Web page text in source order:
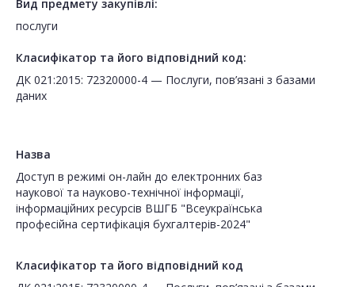
Вид предмету закупівлі:
послуги
Класифікатор та його відповідний код:
ДК 021:2015: 72320000-4 — Послуги, пов’язані з базами
даних
Назва
Доступ в режимі он-лайн до електронних баз
наукової та науково-технічної інформації,
інформаційних ресурсів ВШГБ "Всеукраїнська
професійна сертифікація бухгалтерів-2024"
Класифікатор та його відповідний код